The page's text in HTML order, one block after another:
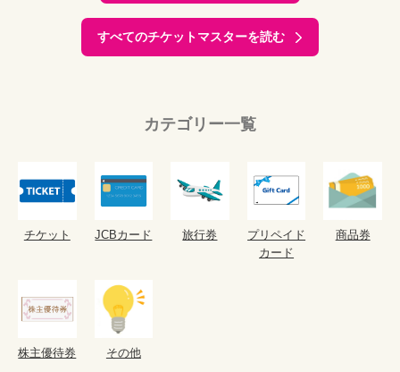
すべてのチケットマスターを読む
カテゴリー一覧
チケット JCBカード 旅行券
プリペイド
カード
商品券
株主優待券 その他